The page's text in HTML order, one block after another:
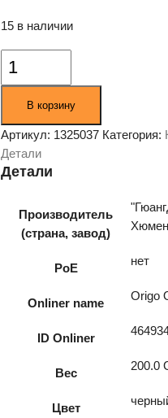
15 в наличии
Количество
товара
OS2208/A1A
В корзину
Артикул: 1325037 Категория:
Детали
Детали
Производитель
(страна, завод)
Хюмен
PoE
нет
Onliner name
Origo
ID Onliner
Вес
200.0
Цвет